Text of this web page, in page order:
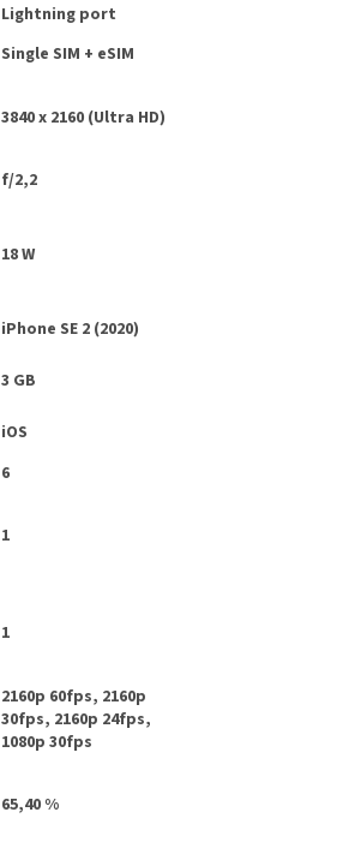
Lightning port
Single SIM + eSIM
3840 x 2160 (Ultra HD)
f/2,2
18 W
iPhone SE 2 (2020)
3 GB
iOS
6
1
1
2160p 60fps, 2160p
30fps, 2160p 24fps,
1080p 30fps
65,40 %